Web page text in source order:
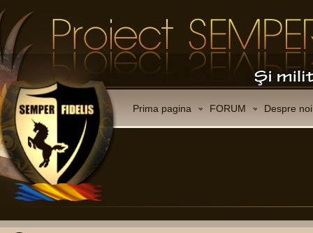
Prima pagina FORUM Despre noi